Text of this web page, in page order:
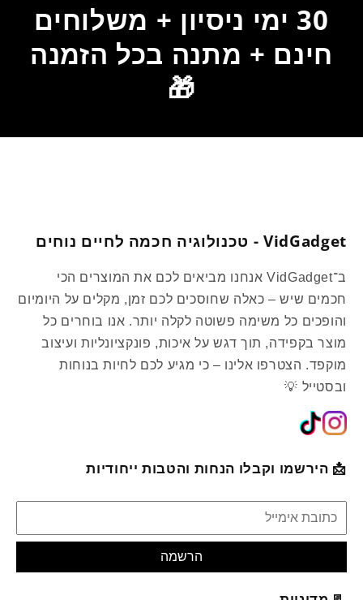
30 ימי ניסיון + משלוחים
חינם + מתנה בכל הזמנה
🎁
VidGadget - טכנולוגיה חכמה לחיים נוחים
ב־VidGadget אנחנו מביאים לכם את המוצרים הכי
חכמים שיש – כאלה שחוסכים לכם זמן, מקלים על היומיום
והופכים כל משימה פשוטה לקלה יותר. אנו בוחרים כל
מוצר בקפידה, תוך דגש על איכות, פונקציונליות ועיצוב
מוקפד. הצטרפו אלינו – כי מגיע לכם לחיות בנוחות
ובסטייל 💡
📩 הירשמו וקבלו הנחות והטבות ייחודיות
הרשמה